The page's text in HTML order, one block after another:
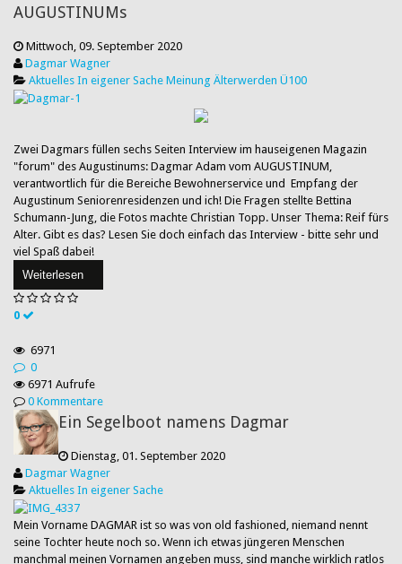
AUGUSTINUMs
Mittwoch, 09. September 2020
Dagmar Wagner
Aktuelles In eigener Sache Meinung Älterwerden Ü100
Zwei Dagmars füllen sechs Seiten Interview im hauseigenen Magazin
"forum" des Augustinums: Dagmar Adam vom AUGUSTINUM,
verantwortlich für die Bereiche Bewohnerservice und Empfang der
Augustinum Seniorenresidenzen und ich! Die Fragen stellte Bettina
Schumann-Jung, die Fotos machte Christian Topp. Unser Thema: Reif fürs
Alter. Gibt es das? Lesen Sie doch einfach das Interview - bitte sehr und
viel Spaß dabei!
Weiterlesen
0
6971
0
6971 Aufrufe
0 Kommentare
Ein Segelboot namens Dagmar
Dienstag, 01. September 2020
Dagmar Wagner
Aktuelles In eigener Sache
Mein Vorname DAGMAR ist so was von old fashioned, niemand nennt
seine Tochter heute noch so. Wenn ich etwas jüngeren Menschen
manchmal meinen Vornamen angeben muss, sind manche wirklich ratlos